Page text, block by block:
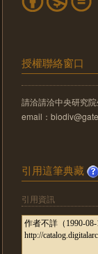
授權聯絡窗口
請洽請洽中央研究
email：
引用這筆典藏
引用資訊